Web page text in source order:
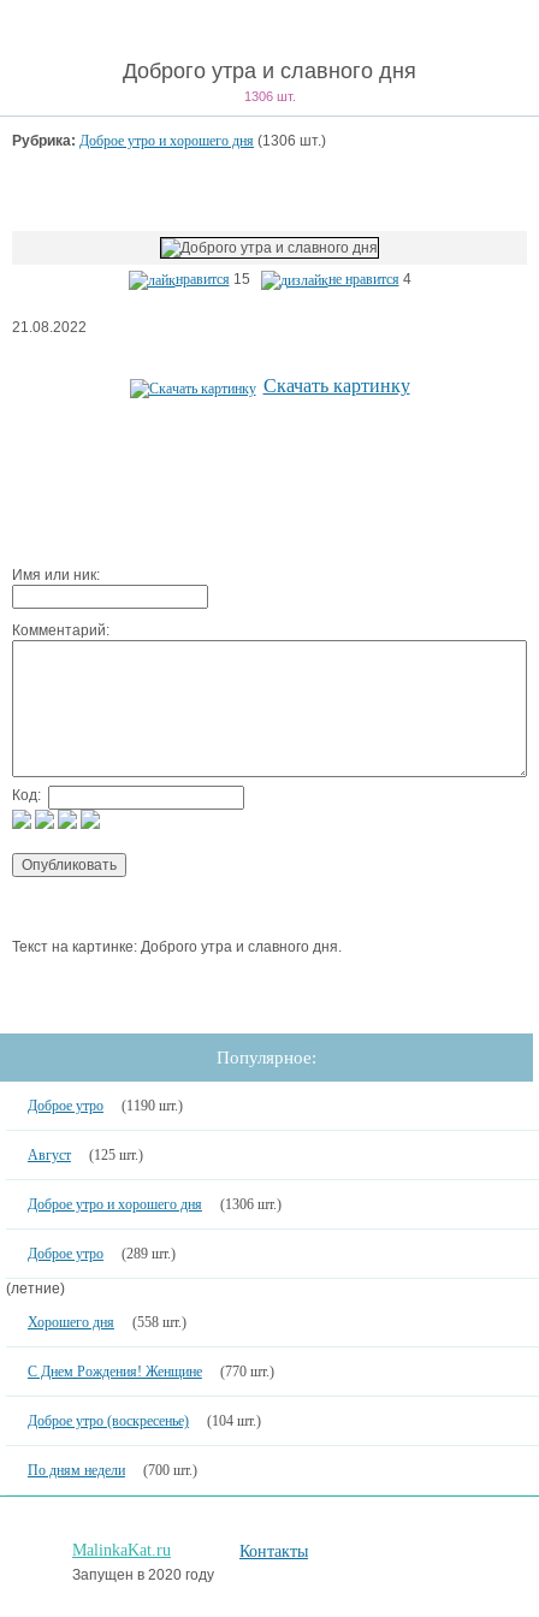
Доброго утра и славного дня
1306 шт.
Рубрика: Доброе утро и хорошего дня (1306 шт.)
нравится 15 не нравится 4
21.08.2022
Скачать картинку
Имя или ник:
Комментарий:
Код:
Текст на картинке: Доброго утра и славного дня.
Популярное:
Доброе утро (1190 шт.)
Август (125 шт.)
Доброе утро и хорошего дня (1306 шт.)
Доброе утро (289 шт.)
(летние)
Хорошего дня
(558 шт.)
С Днем Рождения! Женщине (770 шт.)
Доброе утро (воскресенье) (104 шт.)
По дням недели (700 шт.)
MalinkaKat.ru
Запущен в 2020 году
Контакты